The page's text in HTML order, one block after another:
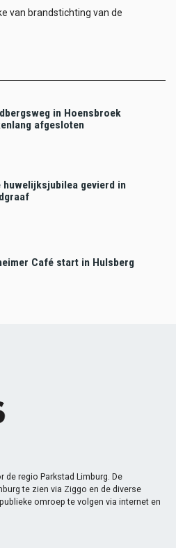
van brandstichting van de
in Hoensbroek
afgesloten
huwelijksjubilea gevierd in
Café start in Hulsberg
de regio Parkstad Limburg. De
te zien via Ziggo en de diverse
omroep te volgen via internet en